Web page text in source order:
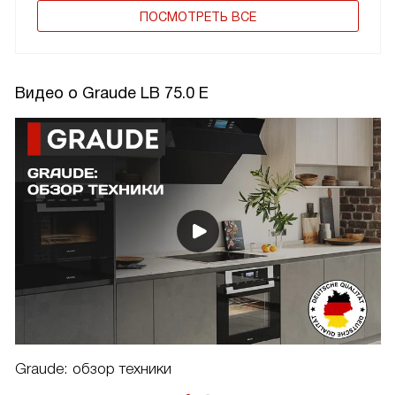
ПОCМОТРЕТЬ ВСЕ
Видео о Graude LB 75.0 E
Graude: обзор техники